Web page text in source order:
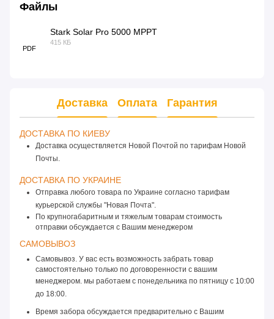
Файлы
PDF
Stark Solar Pro 5000 MPPT
415 КБ
Доставка Оплата Гарантия
ДОСТАВКА ПО КИЕВУ
Доставка осуществляется Новой Почтой по тарифам Новой
Почты.
ДОСТАВКА ПО УКРАИНЕ
Отправка любого товара по Украине согласно тарифам
курьерской службы "Новая Почта".
По крупногабаритным и тяжелым товарам стоимость
отправки обсуждается с Вашим менеджером
САМОВЫВОЗ
Самовывоз. У вас есть возможность забрать товар
самостоятельно только по договоренности с вашим
менеджером. мы работаем с понедельника по пятницу с 10:00
до 18:00.
Время забора обсуждается предварительно с Вашим